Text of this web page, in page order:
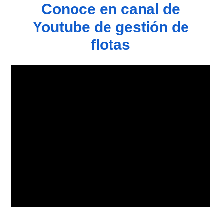
Conoce en canal de
Youtube de gestión de
flotas